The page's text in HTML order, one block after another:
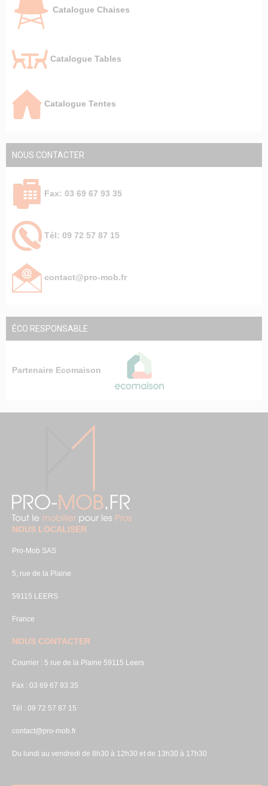
Catalogue Chaises
Catalogue Tables
Catalogue Tentes
NOUS CONTACTER
Fax: 03 69 67 93 35
Tél: 09 72 57 87 15
contact@pro-mob.fr
ÉCO RESPONSABLE
Partenaire Ecomaison
NOUS LOCALISER
Pro-Mob SAS
5, rue de la Plaine
59115 LEERS
France
NOUS CONTACTER
Courrier : 5 rue de la Plaine 59115 Leers
Fax : 03 69 67 93 35
Tél : 09 72 57 87 15
contact@pro-mob.fr
Du lundi au vendredi de 8h30 à 12h30 et de 13h30 à 17h30